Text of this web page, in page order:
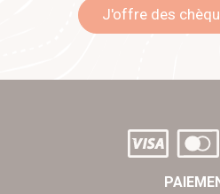
J'offre des